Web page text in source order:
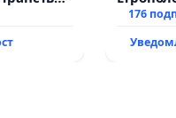
всички
176